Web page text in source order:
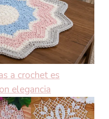
a crochet es
elegancia